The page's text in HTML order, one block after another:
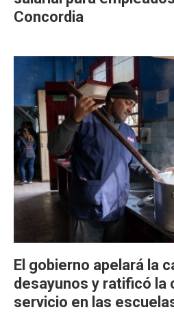
Concordia
El gobierno apelará la
desayunos y ratificó la
servicio en las